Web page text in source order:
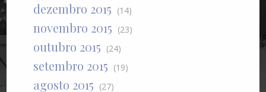
dezembro 2015 (14)
novembro 2015 (23)
outubro 2015 (24)
setembro 2015 (19)
agosto 2015 (27)